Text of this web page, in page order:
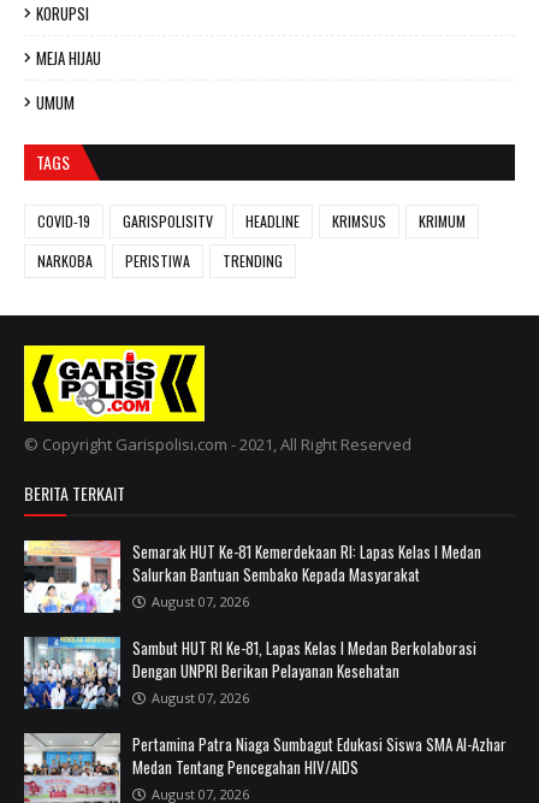
KORUPSI
MEJA HIJAU
UMUM
TAGS
COVID-19 GARISPOLISITV HEADLINE KRIMSUS
KRIMUM
NARKOBA
PERISTIWA TRENDING
© Copyright Garispolisi.com - 2021, All Right Reserved
BERITA TERKAIT
Semarak HUT Ke-81 Kemerdekaan RI: Lapas Kelas I Medan
Salurkan Bantuan Sembako Kepada Masyarakat
August 07, 2026
Sambut HUT RI Ke-81, Lapas Kelas I Medan Berkolaborasi
Dengan UNPRI Berikan Pelayanan Kesehatan
August 07, 2026
Pertamina Patra Niaga Sumbagut Edukasi Siswa SMA Al-Azhar
Medan Tentang Pencegahan HIV/AIDS
August 07, 2026